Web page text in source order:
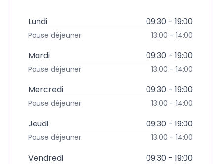
Lundi 09:30 - 19:00
Pause déjeuner 13:00 - 14:00
Mardi 09:30 - 19:00
Pause déjeuner 13:00 - 14:00
Mercredi 09:30 - 19:00
Pause déjeuner 13:00 - 14:00
Jeudi 09:30 - 19:00
Pause déjeuner 13:00 - 14:00
Vendredi 09:30 - 19:00